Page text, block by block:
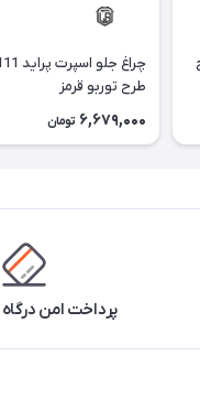
طرح توربو قرمز
6,679,000 تومان
پرداخت امن